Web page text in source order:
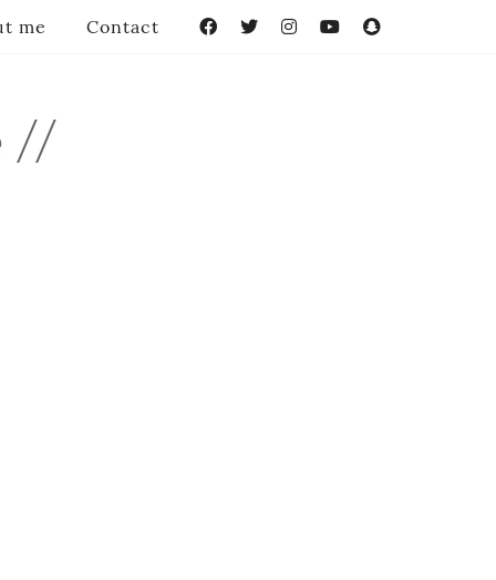
//
me Contact FacebookTwitterInstagramYouTube